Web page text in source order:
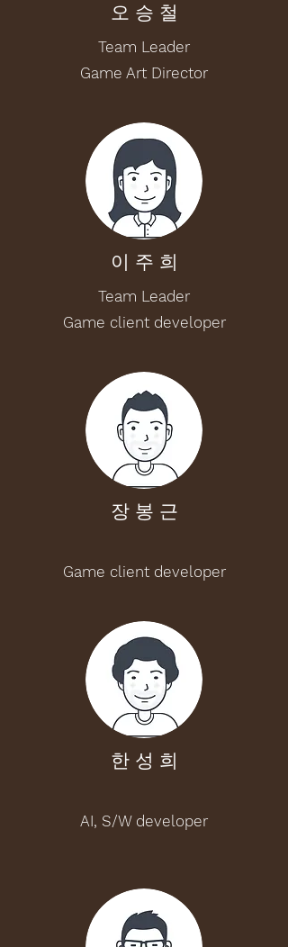
오 승 철
Team Leader
Game Art Director
​이 주 희
Team Leader
Game client developer
장 봉 근
Game client developer
한 성 희
AI, S/W developer